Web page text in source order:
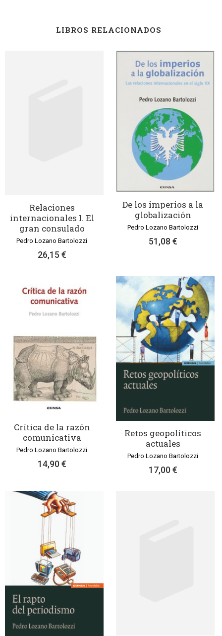
LIBROS RELACIONADOS
Relaciones
internacionales I. El
gran consulado
Pedro Lozano Bartolozzi
26,15 €
De los imperios a la
globalización
Pedro Lozano Bartolozzi
51,08 €
Crítica de la razón
comunicativa
Pedro Lozano Bartolozzi
14,90 €
Retos geopolíticos
actuales
Pedro Lozano Bartolozzi
17,00 €